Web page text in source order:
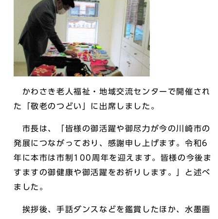
かわさき老人福祉・地域交流センターで開催され
た「敬老のつどい」に出席しました。
市長は、「皆様の御活躍や御尽力が今の川崎市の
発展につながっており、感謝申し上げます。令和6
年に本市は市制100周年を迎えます。皆様の今後ま
すますの御健康や御活躍をお祈りします。」と述べ
ました。
挨拶後、手話ダンスなどを鑑賞したほか、水墨画